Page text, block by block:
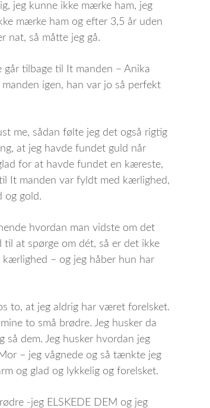
jeg kunne ikke mærke ham, jeg
mærke ham og efter 3,5 år uden
nat, så måtte jeg gå.
går tilbage til It manden – Anika
igen, han var jo så perfekt
me, sådan følte jeg det også rigtig
at jeg havde fundet guld når
for at havde fundet en kæreste,
It manden var fyldt med kærlighed,
og gold.
hvordan man vidste om det
at spørge om dét, så er det ikke
– og jeg håber hun har
to, at jeg aldrig har været forelsket.
to små brødre. Jeg husker da
dem. Jeg husker hvordan jeg
– jeg vågnede og så tænkte jeg
og glad og lykkelig og forelsket.
-jeg ELSKEDE DEM og jeg